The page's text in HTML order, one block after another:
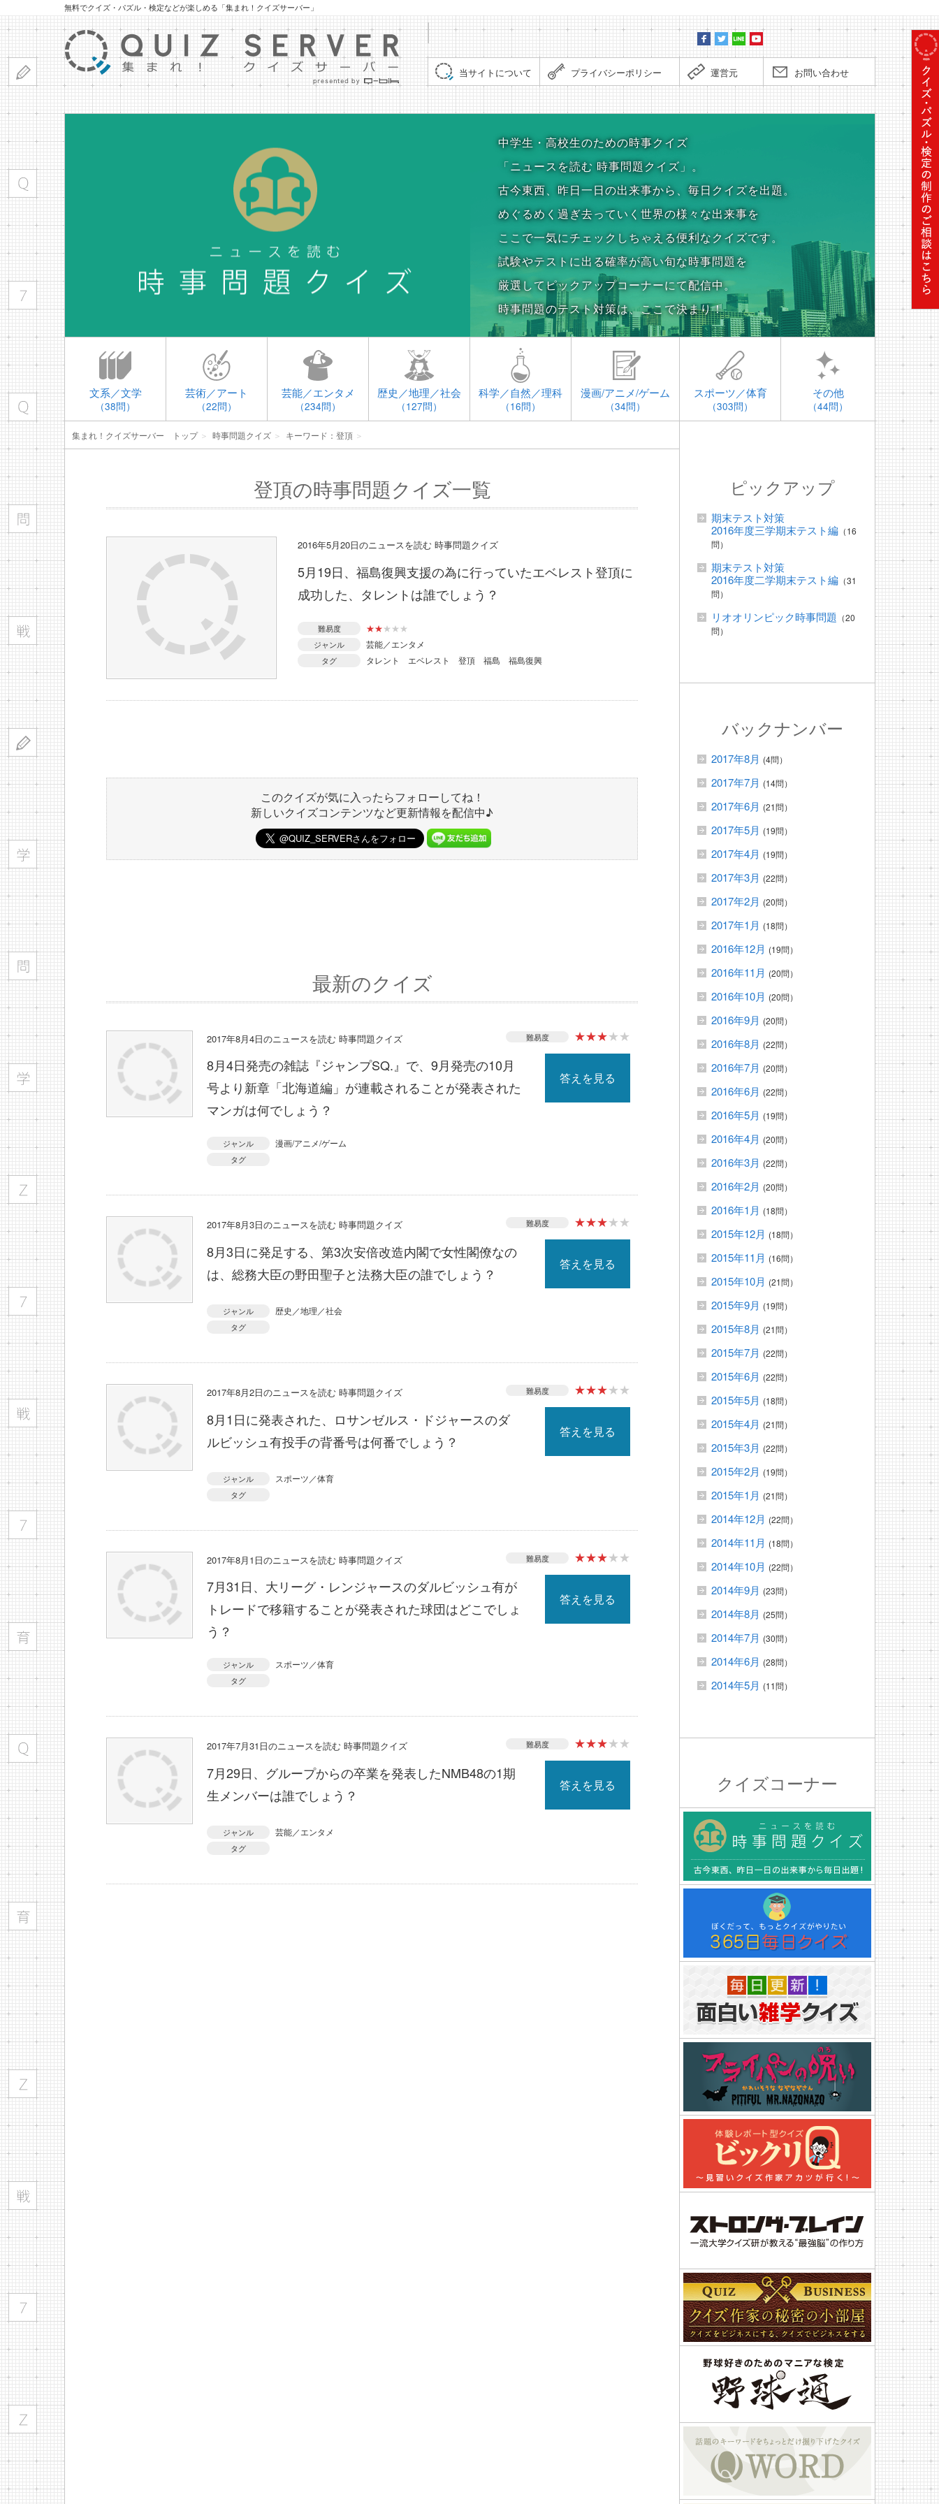
無料でクイズ・パズル・検定などが楽しめる「集まれ！クイズサーバー」
当サイトについて プライバシーポリシー 運営元 お問い合わせ
中学生・高校生のための時事クイズ
「ニュースを読む 時事問題クイズ」。
古今東西、昨日一日の出来事から、毎日クイズを出題。
めぐるめく過ぎ去っていく世界の様々な出来事を
ここで一気にチェックしちゃえる便利なクイズです。
試験やテストに出る確率が高い旬な時事問題を
厳選してピックアップコーナーにて配信中。
時事問題のテスト対策は、ここで決まり！
文系／文学
（38問）
芸術／アート
（22問）
芸能／エンタメ
（234問）
歴史／地理／社会
（127問）
科学／自然／理科
（16問）
漫画/アニメ/ゲーム
（34問）
スポーツ／体育
（303問）
その他
（44問）
集まれ！クイズサーバー トップ＞ 時事問題クイズ ＞ キーワード：登頂 ＞
登頂の時事問題クイズ一覧
2016年5月20日のニュースを読む 時事問題クイズ
5月19日、福島復興支援の為に行っていたエベレスト登頂に
成功した、タレントは誰でしょう？
難易度 ★★★ ★ ★
ジャンル 芸能／エンタメ
タグ タレント エベレスト 登頂 福島 福島復興
このクイズが気に入ったらフォローしてね！
新しいクイズコンテンツなど更新情報を配信中♪
最新のクイズ
2017年8月4日のニュースを読む 時事問題クイズ 難易度 ★★★★★
8月4日発売の雑誌『ジャンプSQ.』で、9月発売の10月
号より新章「北海道編」が連載されることが発表された
マンガは何でしょう？
答えを見る
ジャンル 漫画/アニメ/ゲーム
タグ
2017年8月3日のニュースを読む 時事問題クイズ 難易度 ★★★★★
8月3日に発足する、第3次安倍改造内閣で女性閣僚なの
は、総務大臣の野田聖子と法務大臣の誰でしょう？
答えを見る
ジャンル 歴史／地理／社会
タグ
2017年8月2日のニュースを読む 時事問題クイズ 難易度 ★★★★★
8月1日に発表された、ロサンゼルス・ドジャースのダ
ルビッシュ有投手の背番号は何番でしょう？
答えを見る
ジャンル スポーツ／体育
タグ
2017年8月1日のニュースを読む 時事問題クイズ 難易度 ★★★★★
7月31日、大リーグ・レンジャースのダルビッシュ有が
トレードで移籍することが発表された球団はどこでしょ
う？
答えを見る
ジャンル スポーツ／体育
タグ
2017年7月31日のニュースを読む 時事問題クイズ 難易度 ★★★★★
7月29日、グループからの卒業を発表したNMB48の1期
生メンバーは誰でしょう？
答えを見る
ジャンル 芸能／エンタメ
タグ
ピックアップ
期末テスト対策
2016年度三学期末テスト編 （16
問）
期末テスト対策
2016年度二学期末テスト編 （31
問）
リオオリンピック時事問題 （20
問）
バックナンバー
2017年8月 (4問）
2017年7月 (14問）
2017年6月 (21問）
2017年5月 (19問）
2017年4月 (19問）
2017年3月 (22問）
2017年2月 (20問）
2017年1月 (18問）
2016年12月 (19問）
2016年11月 (20問）
2016年10月 (20問）
2016年9月 (20問）
2016年8月 (22問）
2016年7月 (20問）
2016年6月 (22問）
2016年5月 (19問）
2016年4月 (20問）
2016年3月 (22問）
2016年2月 (20問）
2016年1月 (18問）
2015年12月 (18問）
2015年11月 (16問）
2015年10月 (21問）
2015年9月 (19問）
2015年8月 (21問）
2015年7月 (22問）
2015年6月 (22問）
2015年5月 (18問）
2015年4月 (21問）
2015年3月 (22問）
2015年2月 (19問）
2015年1月 (21問）
2014年12月 (22問）
2014年11月 (18問）
2014年10月 (22問）
2014年9月 (23問）
2014年8月 (25問）
2014年7月 (30問）
2014年6月 (28問）
2014年5月 (11問）
クイズコーナー